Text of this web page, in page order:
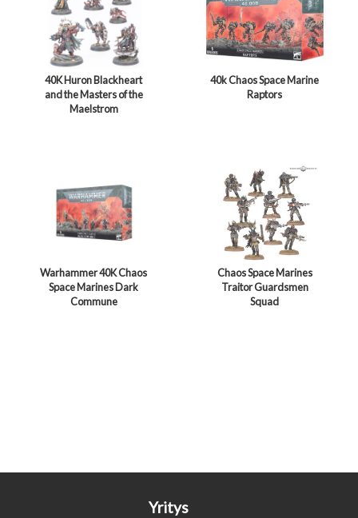
40K Huron Blackheart
and the Masters of the
Maelstrom
40k Chaos Space Marine
Raptors
Warhammer 40K Chaos
Space Marines Dark
Commune
Chaos Space Marines
Traitor Guardsmen
Squad
Yritys